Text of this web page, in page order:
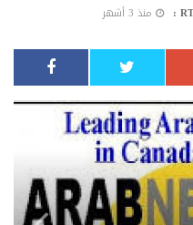
منذ 3 أشهر